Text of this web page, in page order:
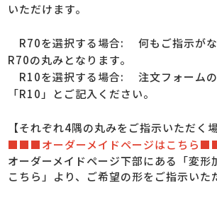
いただけます。
R70を選択する場合: 何もご指示がな
R70の丸みとなります。
R10を選択する場合: 注文フォームの
「R10」とご記入ください。
【それぞれ4隅の丸みをご指示いただく場
■■■オーダーメイドページはこちら
オーダーメイドページ下部にある「変形
こちら」より、ご希望の形をご指示いた